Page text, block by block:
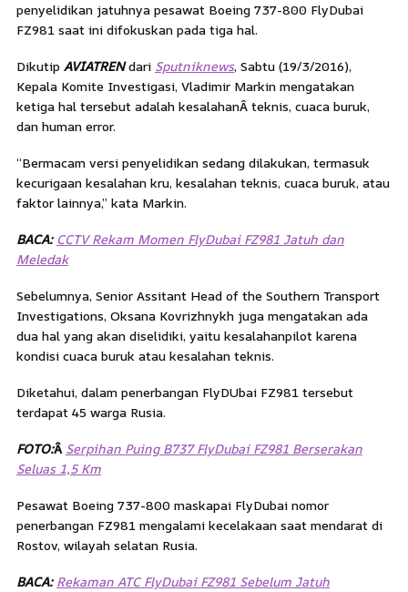
penyelidikan jatuhnya pesawat Boeing 737-800 FlyDubai
FZ981 saat ini difokuskan pada tiga hal.
Dikutip AVIATREN dari Sputniknews, Sabtu (19/3/2016),
Kepala Komite Investigasi, Vladimir Markin mengatakan
ketiga hal tersebut adalah kesalahanÂ teknis, cuaca buruk,
dan human error.
“Bermacam versi penyelidikan sedang dilakukan, termasuk
kecurigaan kesalahan kru, kesalahan teknis, cuaca buruk, atau
faktor lainnya,” kata Markin.
BACA: CCTV Rekam Momen FlyDubai FZ981 Jatuh dan
Meledak
Sebelumnya, Senior Assitant Head of the Southern Transport
Investigations, Oksana Kovrizhnykh juga mengatakan ada
dua hal yang akan diselidiki, yaitu kesalahanpilot karena
kondisi cuaca buruk atau kesalahan teknis.
Diketahui, dalam penerbangan FlyDUbai FZ981 tersebut
terdapat 45 warga Rusia.
FOTO:Â Serpihan Puing B737 FlyDubai FZ981 Berserakan
Seluas 1,5 Km
Pesawat Boeing 737-800 maskapai FlyDubai nomor
penerbangan FZ981 mengalami kecelakaan saat mendarat di
Rostov, wilayah selatan Rusia.
BACA: Rekaman ATC FlyDubai FZ981 Sebelum Jatuh